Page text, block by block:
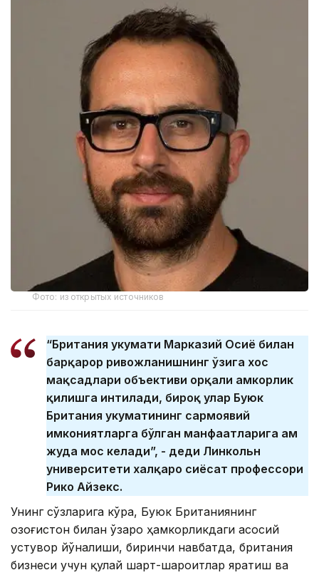
Фото: из открытых источников
“Британия ҳукумати Марказий Осиё билан
барқарор ривожланишнинг ўзига хос
мақсадлари объективи орқали ҳамкорлик
қилишга интилади, бироқ улар Буюк
Британия ҳукуматининг сармоявий
имкониятларга бўлган манфаатларига ҳам
жуда мос келади”, - деди Линкольн
университети халқаро сиёсат профессори
Рико Айзекс.
Унинг сўзларига кўра, Буюк Британиянинг
Қозоғистон билан ўзаро ҳамкорликдаги асосий
устувор йўналиши, биринчи навбатда, британия
бизнеси учун қулай шарт-шароитлар яратиш ва